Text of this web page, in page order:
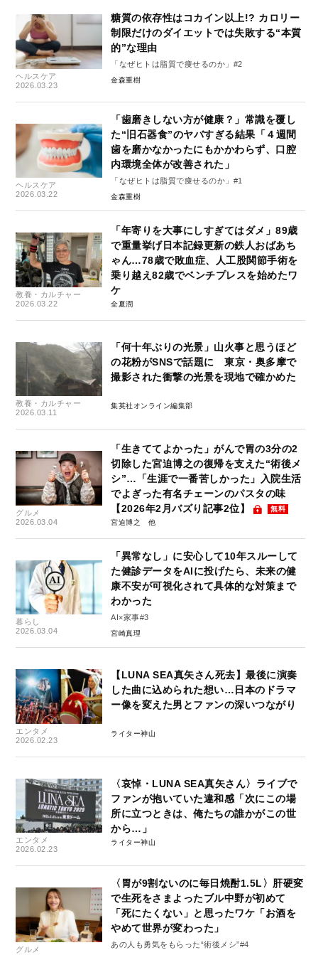
ヘルスケア
2026.03.23
糖質の依存性はコカイン以上!? カロリー
制限だけのダイエットでは失敗する“本質
的”な理由
「なぜヒトは脂質で痩せるのか」#2
金森重樹
ヘルスケア
2026.03.22
「歯磨きしない方が健康？」常識を覆し
た“旧石器食”のヤバすぎる結果「４週間
歯を磨かなかったにもかかわらず、口腔
内環境全体が改善された」
「なぜヒトは脂質で痩せるのか」#1
金森重樹
教養・カルチャー
2026.03.22
「年寄りを大事にしすぎてはダメ」89歳
で重量挙げ日本記録更新の鉄人おばあち
ゃん…78歳で敗血症、人工股関節手術を
乗り越え82歳でベンチプレスを始めたワ
ケ
全夏潤
教養・カルチャー
2026.03.11
「何十年ぶりの光景」山火事と思うほど
の花粉がSNSで話題に 東京・奥多摩で
撮影された衝撃の光景を現地で確かめた
集英社オンライン編集部
グルメ
2026.03.04
「生きててよかった」がんで胃の3分の2
切除した宮迫博之の復帰を支えた“術後メ
シ”…「生涯で一番苦しかった」入院生活
でよぎった有名チェーンのパスタの味
【2026年2月バズり記事2位】
無料
宮迫博之
暮らし
2026.03.04
「異常なし」に安心して10年スルーして
た健診データをAIに投げたら、未来の健
康不安が可視化されて具体的な対策まで
わかった
AI×家事#3
宮崎真理
エンタメ
2026.02.23
【LUNA SEA真矢さん死去】最後に演奏
した曲に込められた想い…日本のドラマ
ー像を変えた男とファンの深いつながり
ライター神山
エンタメ
2026.02.23
〈哀悼・LUNA SEA真矢さん〉ライブで
ファンが抱いていた違和感「次にこの場
所に立つときは、俺たちの誰かがこの世
から…」
ライター神山
グルメ
〈胃が9割ないのに毎日焼酎1.5L〉肝硬変
で生死をさまよったブル中野が初めて
「死にたくない」と思ったワケ「お酒を
やめて世界が変わった」
あの人も勇気をもらった“術後メシ”#4